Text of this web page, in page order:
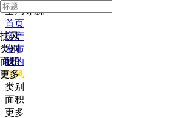
全局导航
首页
房产
发布
我的
扶风
类别
面积
更多
扶风
类别
面积
更多